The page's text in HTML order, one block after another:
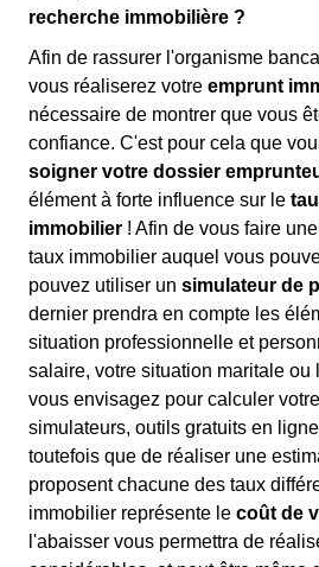
recherche immobilière ?
Afin de rassurer l'organisme
vous réaliserez votre emprunt
nécessaire de montrer que vous
confiance. C'est pour cela que
soigner votre dossier
élément à forte influence sur le
immobilier ! Afin de vous faire
taux immobilier auquel vous
pouvez utiliser un simulateur de
dernier prendra en compte les
situation professionnelle et
salaire, votre situation maritale ou
vous envisagez pour calculer
simulateurs, outils gratuits en
toutefois que de réaliser une
proposent chacune des taux
immobilier représente le coût de
l'abaisser vous permettra de